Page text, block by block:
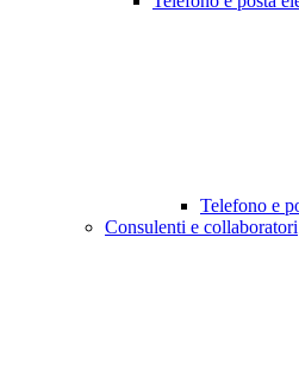
Telefono e
Consulenti e collaboratori